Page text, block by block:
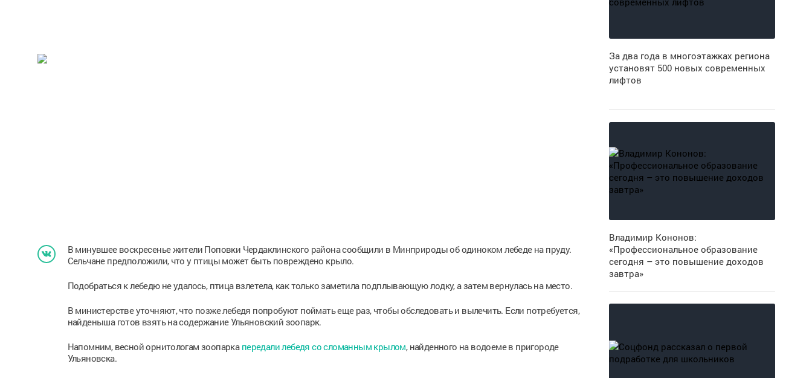
В минувшее воскресенье жители Поповки Чердаклинского района сообщили в Минприроды об одиноком лебеде на пруду.
Сельчане предположили, что у птицы может быть повреждено крыло.
Подобраться к лебедю не удалось, птица взлетела, как только заметила подплывающую лодку, а затем вернулась на место.
В министерстве уточняют, что позже лебедя попробуют поймать еще раз, чтобы обследовать и вылечить. Если потребуется,
найденыша готов взять на содержание Ульяновский зоопарк.
Напомним, весной орнитологам зоопарка передали лебедя со сломанным крылом, найденного на водоеме в пригороде
Ульяновска.
За два года в многоэтажках региона
установят 500 новых современных
лифтов
Владимир Кононов:
«Профессиональное образование
сегодня – это повышение доходов
завтра»